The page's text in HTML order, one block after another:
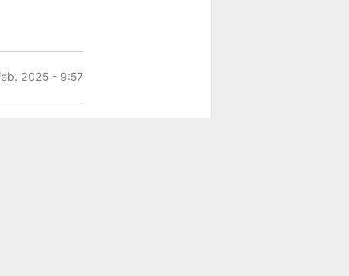
2025 - 9:57